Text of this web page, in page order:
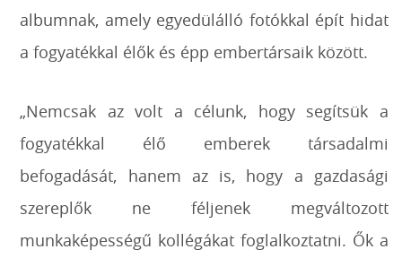
albumnak, amely egyedülálló fotókkal épít hidat
a fogyatékkal élők és épp embertársaik között.
„Nemcsak az volt a célunk, hogy segítsük a
fogyatékkal élő emberek társadalmi
befogadását, hanem az is, hogy a gazdasági
szereplők ne féljenek megváltozott
munkaképességű kollégákat foglalkoztatni. Ők a